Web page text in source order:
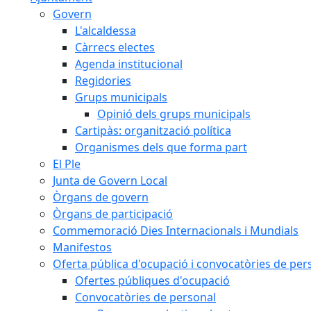
Govern
L'alcaldessa
Càrrecs electes
Agenda institucional
Regidories
Grups municipals
Opinió dels grups municipals
Cartipàs: organització política
Organismes dels que forma part
El Ple
Junta de Govern Local
Òrgans de govern
Òrgans de participació
Commemoració Dies Internacionals i Mundials
Manifestos
Oferta pública d'ocupació i convocatòries de
Ofertes públiques d'ocupació
Convocatòries de personal